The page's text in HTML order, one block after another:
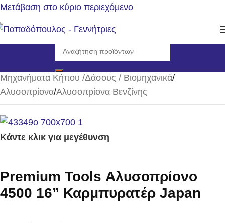
Μετάβαση στο κύριο περιεχόμενο
Αρχική σελίδα/
Μηχανήματα Κήπου /Δάσους / Βιομηχανικά/
Αλυσοπρίονα/Αλυσοπρίονα Βενζίνης
Κάντε κλικ για μεγέθυνση
Premium Tools Αλυσοπρίονο
4500 16” Καρμπυρατέρ Japan